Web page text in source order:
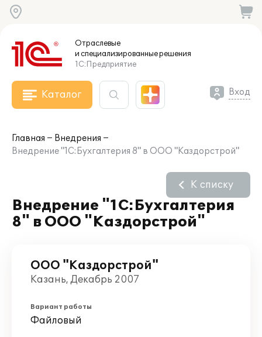
Отраслевые
и специализированныерешения
1С:Предприятие
Каталог Вход
Главная
Внедрения
Внедрение "1С:Бухгалтерия 8" в ООО "Каздорстрой"
Внедрение "1С:Бухгалтерия
8" в ООО "Каздорстрой"
К списку
ООО "Каздорстрой"
Казань, Декабрь 2007
Вариант работы
Файловый